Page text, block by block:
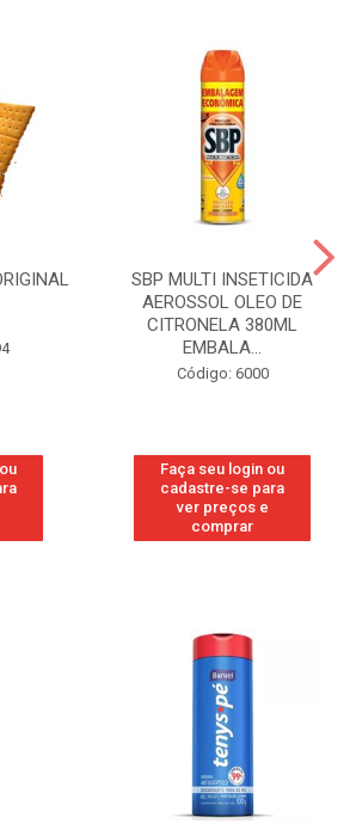
SBP MULTI INSETICIDA
AEROSSOL OLEO DE
CITRONELA 380ML
EMBALA...
Código: 6000
Faça seu login ou
cadastre-se para
ver preços e
comprar